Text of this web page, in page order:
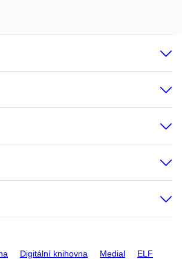
Digitální knihovna Medial ELF